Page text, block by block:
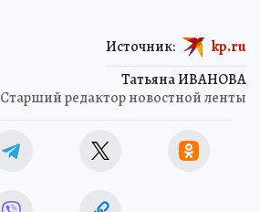
Татьяна ИВАНОВА
Старший редактор новостной ленты
Источник: kp.ru